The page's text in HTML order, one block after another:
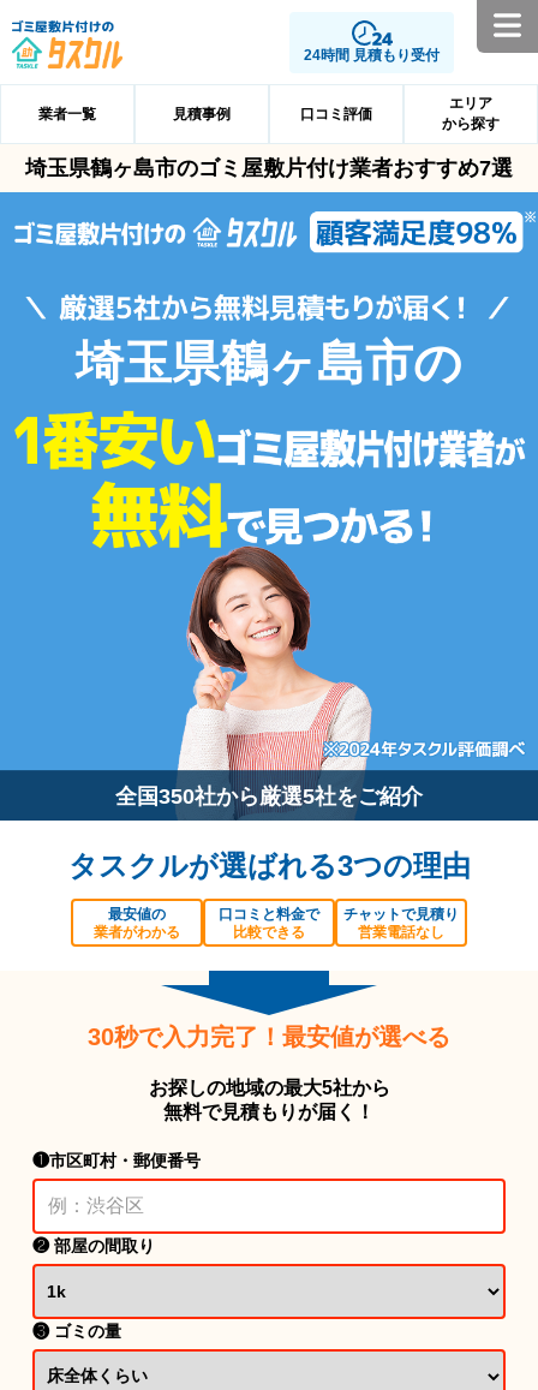
24時間 見積もり受付
業者一覧 見積事例 口コミ評価
エリア
から探す
埼玉県鶴ヶ島市のゴミ屋敷片付け業者おすすめ7選
埼玉県鶴ヶ島市の
全国350社から厳選5社をご紹介
タスクルが選ばれる3つの理由
最安値の
業者がわかる
口コミと料金で
比較できる
チャットで見積り
営業電話なし
30秒で入力完了！最安値が選べる
お探しの地域の最大5社から
無料で見積もりが届く！
❶市区町村・郵便番号
❷ 部屋の間取り
❸ ゴミの量